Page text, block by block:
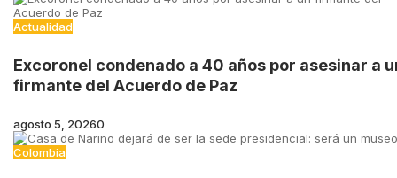
Actualidad
Excoronel condenado a 40 años por asesinar a
firmante del Acuerdo de Paz
agosto 5, 20260
Colombia